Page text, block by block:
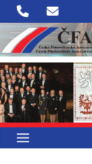
Přeskočit
na
obsah